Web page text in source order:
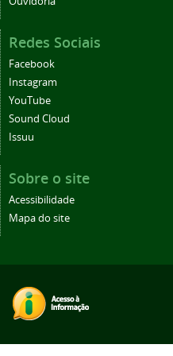
Redes Sociais
Facebook
Instagram
YouTube
Sound Cloud
Issuu
Sobre o site
Acessibilidade
Mapa do site